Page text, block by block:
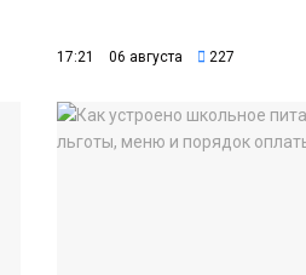
17:21 06 августа 227